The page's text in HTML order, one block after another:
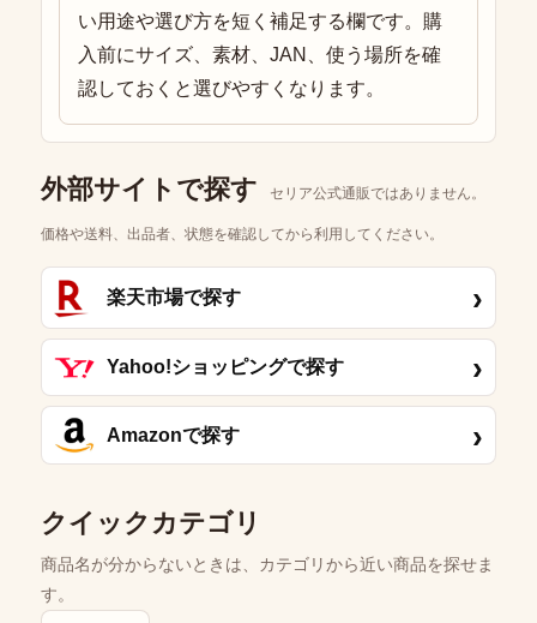
い用途や選び方を短く補足する欄です。購
入前にサイズ、素材、JAN、使う場所を確
認しておくと選びやすくなります。
外部サイトで探す セリア公式通販ではありません。
価格や送料、出品者、状態を確認してから利用してください。
楽天市場で探す ›
Yahoo!ショッピングで探す ›
Amazonで探す ›
クイックカテゴリ
商品名が分からないときは、カテゴリから近い商品を探せま
す。